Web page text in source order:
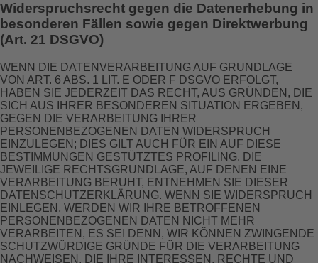
Widerspruchsrecht gegen die Datenerhebung in
besonderen Fällen sowie gegen Direktwerbung
(Art. 21 DSGVO)
WENN DIE DATENVERARBEITUNG AUF GRUNDLAGE
VON ART. 6 ABS. 1 LIT. E ODER F DSGVO ERFOLGT,
HABEN SIE JEDERZEIT DAS RECHT, AUS GRÜNDEN, DIE
SICH AUS IHRER BESONDEREN SITUATION ERGEBEN,
GEGEN DIE VERARBEITUNG IHRER
PERSONENBEZOGENEN DATEN WIDERSPRUCH
EINZULEGEN; DIES GILT AUCH FÜR EIN AUF DIESE
BESTIMMUNGEN GESTÜTZTES PROFILING. DIE
JEWEILIGE RECHTSGRUNDLAGE, AUF DENEN EINE
VERARBEITUNG BERUHT, ENTNEHMEN SIE DIESER
DATENSCHUTZERKLÄRUNG. WENN SIE WIDERSPRUCH
EINLEGEN, WERDEN WIR IHRE BETROFFENEN
PERSONENBEZOGENEN DATEN NICHT MEHR
VERARBEITEN, ES SEI DENN, WIR KÖNNEN ZWINGENDE
SCHUTZWÜRDIGE GRÜNDE FÜR DIE VERARBEITUNG
NACHWEISEN, DIE IHRE INTERESSEN, RECHTE UND